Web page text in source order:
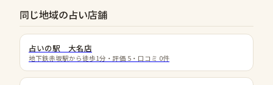
同じ地域の占い店舗
占いの駅 大名店
地下鉄赤坂駅から徒歩1分 ・評価 5 ・口コミ 0件